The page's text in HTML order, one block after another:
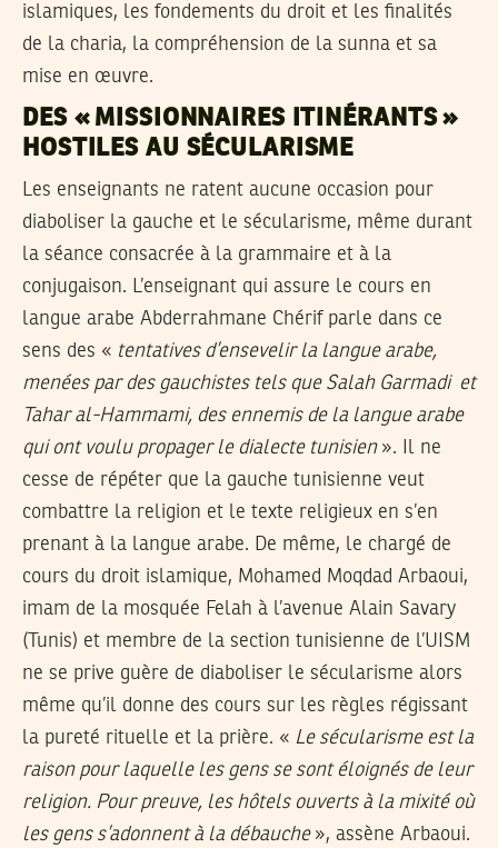
islamiques, les fondements du droit et les finalités
de la charia, la compréhension de la sunna et sa
mise en œuvre.
DES « MISSIONNAIRES ITINÉRANTS »
HOSTILES AU SÉCULARISME
Les enseignants ne ratent aucune occasion pour
diaboliser la gauche et le sécularisme, même durant
la séance consacrée à la grammaire et à la
conjugaison. L’enseignant qui assure le cours en
langue arabe Abderrahmane Chérif parle dans ce
sens des « tentatives d’ensevelir la langue arabe,
menées par des gauchistes tels que Salah Garmadi et
Tahar al-Hammami, des ennemis de la langue arabe
qui ont voulu propager le dialecte tunisien». Il ne
cesse de répéter que la gauche tunisienne veut
combattre la religion et le texte religieux en s’en
prenant à la langue arabe. De même, le chargé de
cours du droit islamique, Mohamed Moqdad Arbaoui,
imam de la mosquée Felah à l’avenue Alain Savary
(Tunis) et membre de la section tunisienne de l’UISM
ne se prive guère de diaboliser le sécularisme alors
même qu’il donne des cours sur les règles régissant
la pureté rituelle et la prière. « Le sécularisme est la
raison pour laquelle les gens se sont éloignés de leur
religion. Pour preuve, les hôtels ouverts à la mixité où
les gens s’adonnent à la débauche», assène Arbaoui.